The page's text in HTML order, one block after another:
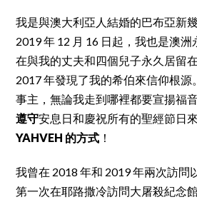
我是與澳大利亞人結婚的巴布亞新
2019 年 12 月 16 日起，我也是澳
在與我的丈夫和四個兒子永久居留
2017 年發現了我的希伯來信仰根源
事主，無論我走到哪裡都要宣揚福
遵守安息日和慶祝所有的聖經節日
YAHVEH 的方式 ！
我曾在 2018 年和 2019 年兩次訪問
第一次在耶路撒冷訪問大屠殺紀念